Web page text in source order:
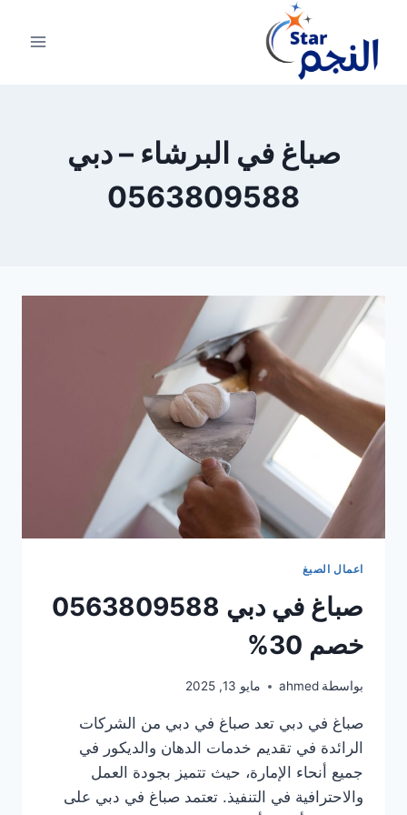
المحتوى
صباغ في البرشاء – دبي
0563809588
اعمال الصبغ
صباغ في دبي 0563809588
خصم 30%
بواسطة ahmed مايو 13, 2025
صباغ في دبي تعد صباغ في دبي من الشركات
الرائدة في تقديم خدمات الدهان والديكور في
جميع أنحاء الإمارة، حيث تتميز بجودة العمل
والاحترافية في التنفيذ. تعتمد صباغ في دبي على